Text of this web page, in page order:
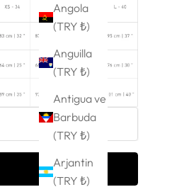
Angola
(TRY ₺)
Anguilla
(TRY ₺)
Antigua ve
Barbuda
(TRY ₺)
Arjantin
(TRY ₺)